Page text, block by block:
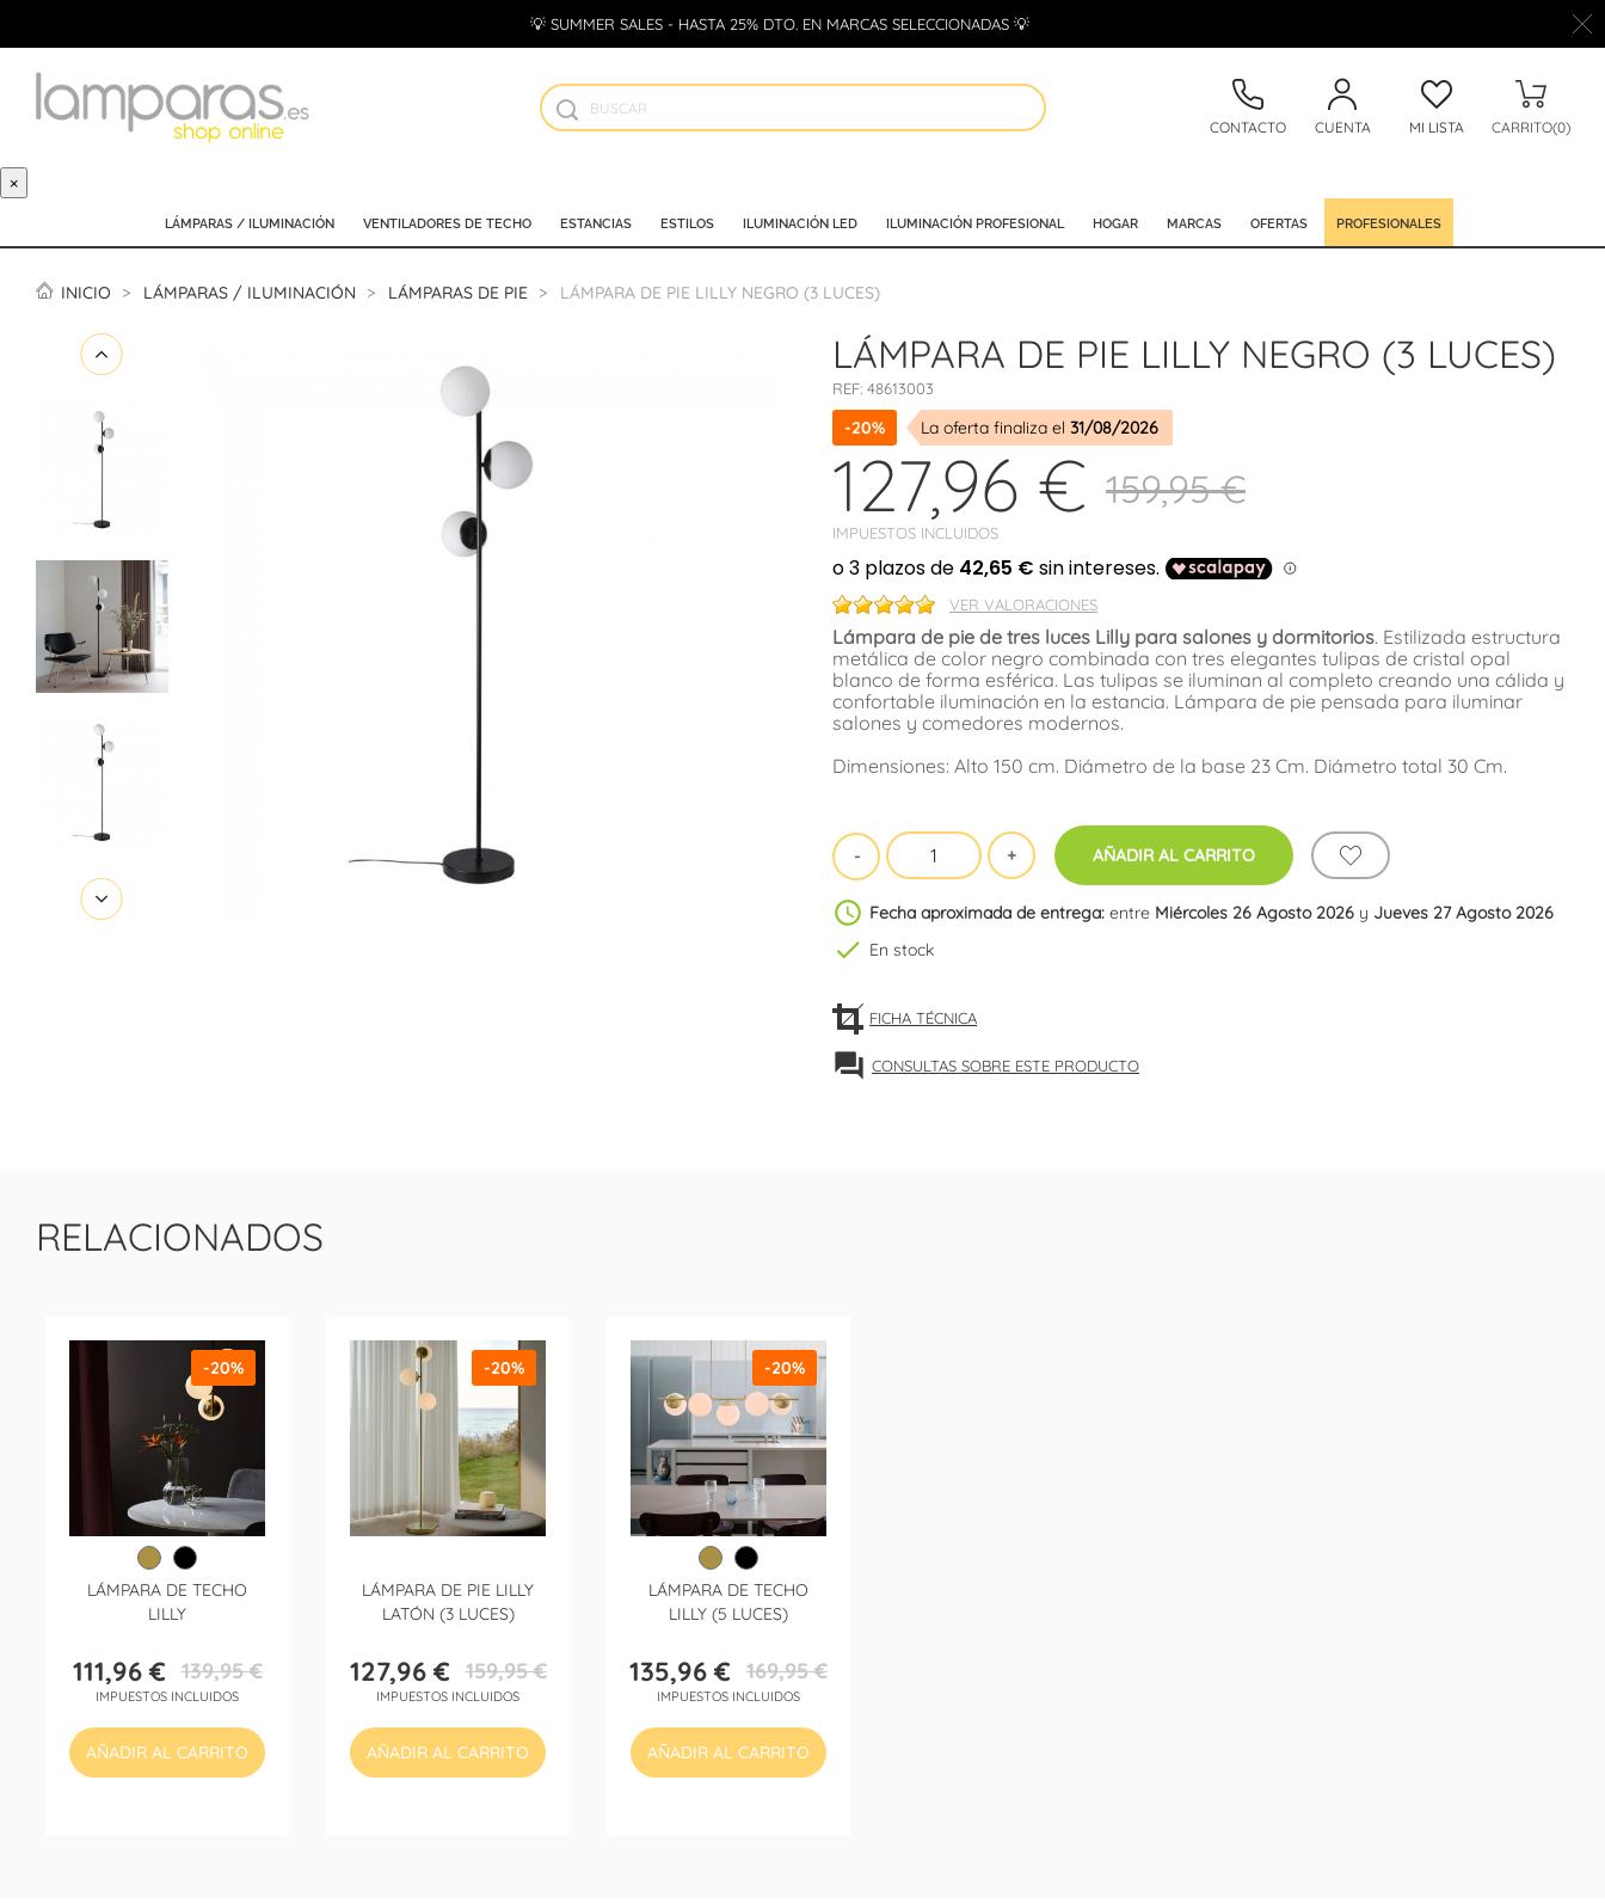
💡 SUMMER SALES - HASTA 25% DTO. EN MARCAS SELECCIONADAS 💡
CONTACTO CUENTA MI LISTA CARRITO(0)
×
LÁMPARAS / ILUMINACIÓN VENTILADORES DE TECHO ESTANCIAS ESTILOS ILUMINACIÓN LED ILUMINACIÓN PROFESIONAL HOGAR MARCAS OFERTAS PROFESIONALES
INICIO LÁMPARAS / ILUMINACIÓN LÁMPARAS DE PIE LÁMPARA DE PIE LILLY NEGRO (3 LUCES)
LÁMPARA DE PIE LILLY NEGRO (3 LUCES)
REF: 48613003
-20% La oferta finaliza el 31/08/2026
127,96 €
IMPUESTOS INCLUIDOS
159,95 €
VER VALORACIONES
Lámpara de pie de tres luces Lilly para salones y dormitorios. Estilizada estructura
metálica de color negro combinada con tres elegantes tulipas de cristal opal
blanco de forma esférica. Las tulipas se iluminan al completo creando una cálida y
confortable iluminación en la estancia. Lámpara de pie pensada para iluminar
salones y comedores modernos.
Dimensiones: Alto 150 cm. Diámetro de la base 23 Cm. Diámetro total 30 Cm.
AÑADIR AL CARRITO
schedule Fecha aproximada de entrega: entre Miércoles 26 Agosto 2026 y Jueves 27 Agosto 2026
check En stock
FICHA TÉCNICA
forum CONSULTAS SOBRE ESTE PRODUCTO
RELACIONADOS
LÁMPARA DE TECHO
LILLY
Precio
111,96 € Precio
base
139,95 €
IMPUESTOS INCLUIDOS
-20%
AÑADIR AL CARRITO
LÁMPARA DE PIE LILLY
LATÓN (3 LUCES)
Precio
127,96 €Precio
base
159,95 €
IMPUESTOS INCLUIDOS
-20%
AÑADIR AL CARRITO
LÁMPARA DE TECHO
LILLY (5 LUCES)
Precio
135,96 €Precio
base
169,95 €
IMPUESTOS INCLUIDOS
-20%
AÑADIR AL CARRITO